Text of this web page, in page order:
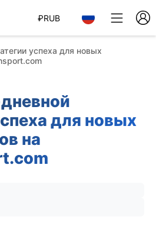
₽RUB
успеха для новых
для новых
на